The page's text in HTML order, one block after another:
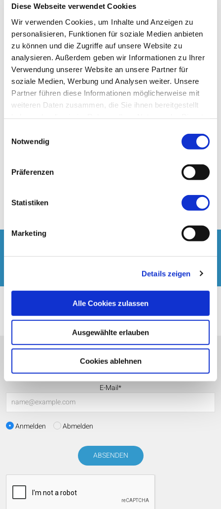
Diese Webseite verwendet Cookies
Wir verwenden Cookies, um Inhalte und Anzeigen zu
personalisieren, Funktionen für soziale Medien anbieten
zu können und die Zugriffe auf unsere Website zu
analysieren. Außerdem geben wir Informationen zu Ihrer
Verwendung unserer Website an unsere Partner für
soziale Medien, Werbung und Analysen weiter. Unsere
Partner führen diese Informationen möglicherweise mit
weiteren Daten zusammen, die Sie ihnen bereitgestellt
Notwendig
Präferenzen
Statistiken
Marketing
Details zeigen
Alle Cookies zulassen
Ausgewählte erlauben
Cookies ablehnen
Zimmerart
WEITERE WENIGER
Gutschein
PRÜFEN
Beendigung der Buchung online hinzugebucht
werden.
Newsletter
E-Mail*
Anmelden Abmelden
ABSENDEN